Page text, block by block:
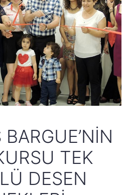
TEK
DESEN